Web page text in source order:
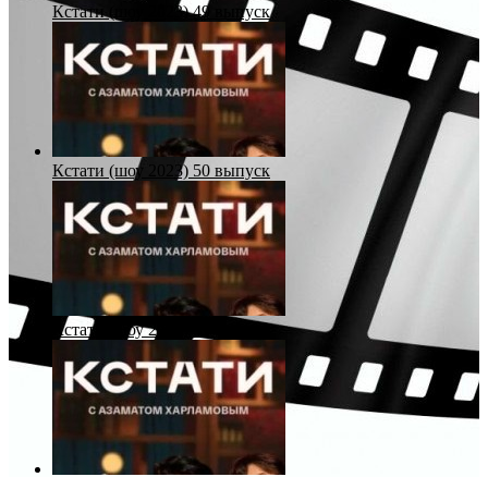
Кстати (шоу 2023) 49 выпуск
Кстати (шоу 2023) 50 выпуск
Кстати (шоу 2023) 51 выпуск